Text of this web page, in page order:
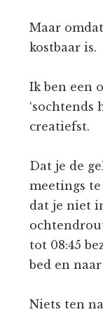
Maar
kostbaar is.
Ik ben een
creatiefst.
Dat je de
meetings
dat je niet
tot 08:45
bed en
Niets ten